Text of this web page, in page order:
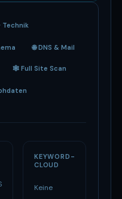
Technik
🌐 DNS & Mail
🕸 Full Site Scan
KEYWORD-
CLOUD
Keine